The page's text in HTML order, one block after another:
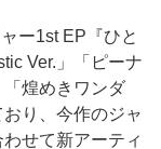
ー1st EP『ひと
Ver.」「ピーナ
煌めきワンダ
り、今作のジャ
せて新アーティ